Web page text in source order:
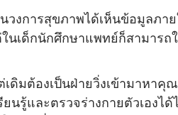
วงการสุขภาพได้เห็นข้อมูลภา
นเด็กนักศึกษาแพทย์ก็สามารถ
มต้องเป็นฝ่ายวิ่งเข้ามาหาคุ
รู้และตรวจร่างกายตัวเองได้